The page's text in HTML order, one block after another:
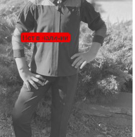
Нет в наличии